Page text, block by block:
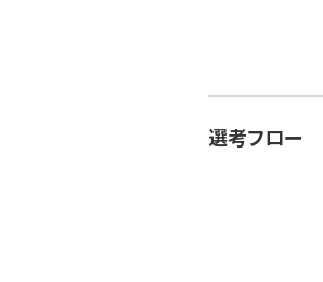
選考フロー